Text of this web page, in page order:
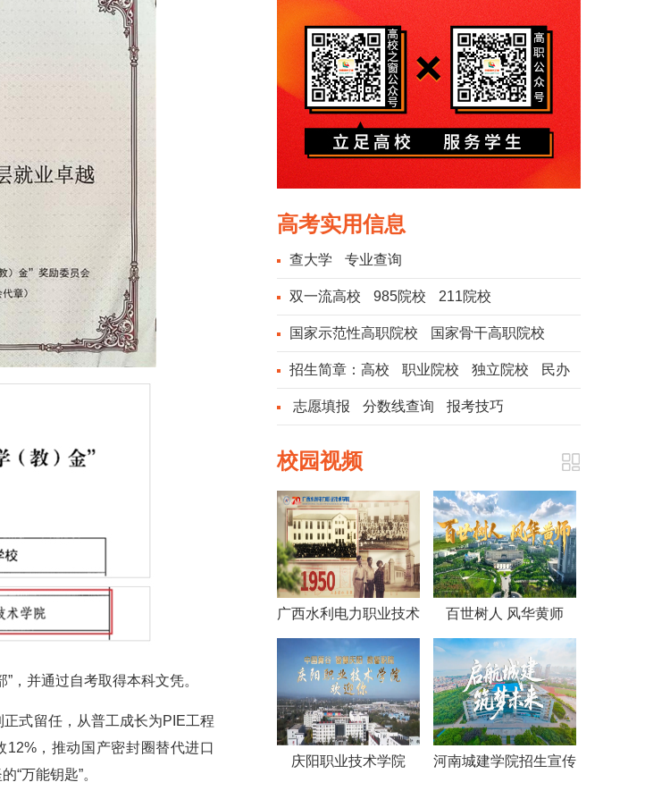
，并通过自考取得本科文凭。
式留任，从普工成长为PIE工程
，推动国产密封圈替代进口
“万能钥匙”。
高考实用信息
查大学 专业查询
双一流高校 985院校 211院校
国家示范性高职院校 国家骨干高职院校
招生简章： 高校 职业院校 独立院校 民办
院校志愿填报 分数线查询 报考技巧
校园视频
广西水利电力职业技术
学院视频《70年，70
人》
百世树人 风华黄师
——黄冈师范学院宣传
片2026版
庆阳职业技术学院 河南城建学院招生宣传